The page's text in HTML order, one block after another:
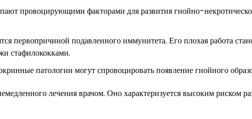
провоцирующими факторами для развития гнойно-
первопричиной подавленного иммунитета. Его плохая работа
стафилококками.
патологии могут спровоцировать появление гнойного
лечения врачом. Оно характеризуется высоким риском